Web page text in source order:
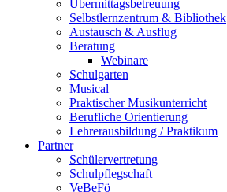
Übermittagsbetreuung
Selbstlernzentrum & Bibliothek
Austausch & Ausflug
Beratung
Webinare
Schulgarten
Musical
Praktischer Musikunterricht
Berufliche Orientierung
Lehrerausbildung / Praktikum
Partner
Schülervertretung
Schulpflegschaft
VeBeFö